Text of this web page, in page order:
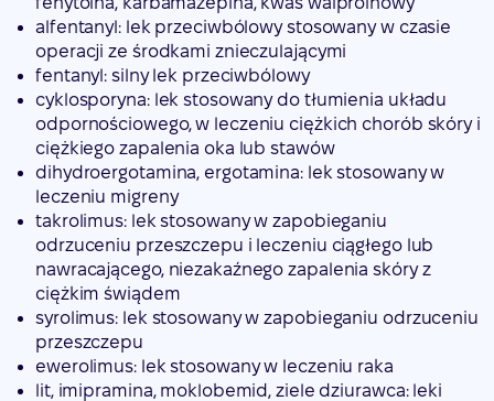
alfentanyl: lek przeciwbólowy stosowany w czasie
operacji ze środkami znieczulającymi
fentanyl: silny lek przeciwbólowy
cyklosporyna: lek stosowany do tłumienia układu
odpornościowego, w leczeniu ciężkich chorób skóry i
ciężkiego zapalenia oka lub stawów
dihydroergotamina, ergotamina: lek stosowany w
leczeniu migreny
takrolimus: lek stosowany w zapobieganiu
odrzuceniu przeszczepu i leczeniu ciągłego lub
nawracającego, niezakaźnego zapalenia skóry z
ciężkim świądem
syrolimus: lek stosowany w zapobieganiu odrzuceniu
przeszczepu
ewerolimus: lek stosowany w leczeniu raka
lit, imipramina, moklobemid, ziele dziurawca: leki